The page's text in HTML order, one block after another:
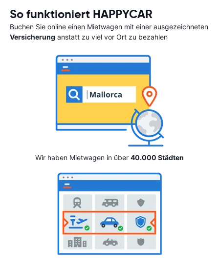
So funktioniert HAPPYCAR
Buchen Sie online einen Mietwagen mit einer ausgezeichneten
Versicherung anstatt zu viel vor Ort zu bezahlen
Wir haben Mietwagen in über 40.000 Städten